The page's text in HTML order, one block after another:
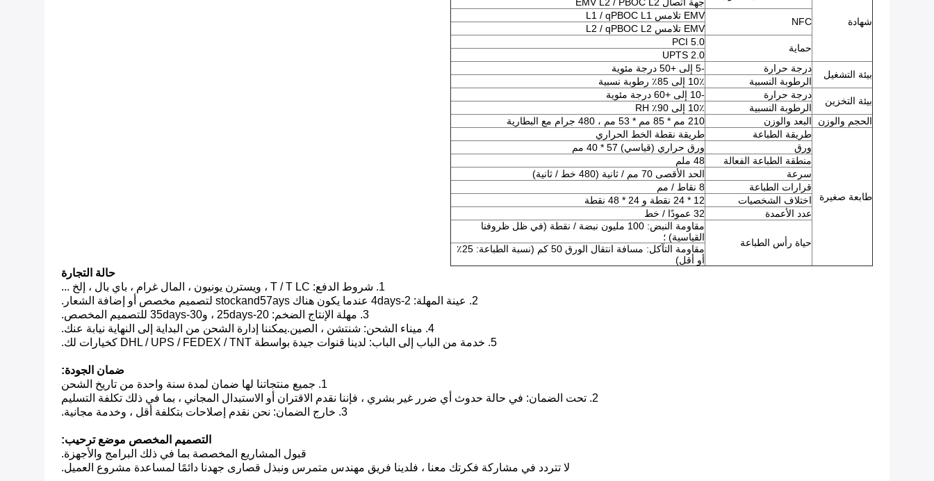
شهادة
NFC
EMV تلامس L1 / qPBOC L1
EMV تلامس L2 / qPBOC L2
حماية
PCI 5.0
UPTS 2.0
بيئة التشغيل
درجة حرارة
-5 إلى +50 درجة مئوية
الرطوبة النسبية
10٪ إلى 85٪ رطوبة نسبية
بيئة التخزين
درجة حرارة
-10 إلى +60 درجة مئوية
الرطوبة النسبية
10٪ إلى 90٪ RH
الحجم والوزن
البعد والوزن 210 مم * 85 مم * 53 مم ، 480 جرام مع البطارية
طابعة صغيرة
طريقة الطباعة
طريقة نقطة الخط الحراري
ورق
ورق حراري (قياسي) 57 * 40 مم
منطقة الطباعة الفعالة
48 ملم
سرعة
الحد الأقصى 70 مم / ثانية (480 خط / ثانية)
قرارات الطباعة
8 نقاط / مم
اختلاف الشخصيات
12 * 24 نقطة و 24 * 48 نقطة
عدد الأعمدة
32 عمودًا / خط
حياة رأس الطباعة
مقاومة النبض: 100 مليون نبضة / نقطة (في ظل ظروفنا
القياسية) ؛
مقاومة التآكل: مسافة انتقال الورق 50 كم (نسبة الطباعة: 25٪
أو أقل)
حالة التجارة
1. شروط الدفع: T / T LC ، ويسترن يونيون ، المال غرام ، باي بال ، إلخ ...
2. عينة المهلة: 2-4days عندما يكون هناك stockand57ays لتصميم مخصص أو إضافة الشعار.
3. مهلة الإنتاج الضخم: 20-25days ، و30-35days للتصميم المخصص.
4. ميناء الشحن: شنتشن ، الصين.يمكننا إدارة الشحن من البداية إلى النهاية نيابة عنك.
5. خدمة من الباب إلى الباب: لدينا قنوات جيدة بواسطة DHL / UPS / FEDEX / TNT كخيارات لك.
ضمان الجودة:
1. جميع منتجاتنا لها ضمان لمدة سنة واحدة من تاريخ الشحن
2. تحت الضمان: في حالة حدوث أي ضرر غير بشري ، فإننا نقدم الاقتران أو الاستبدال المجاني ، بما في ذلك تكلفة التسليم
3. خارج الضمان: نحن نقدم إصلاحات بتكلفة أقل ، وخدمة مجانية.
التصميم المخصص موضع ترحيب:
قبول المشاريع المخصصة بما في ذلك البرامج والأجهزة.
لا تتردد في مشاركة فكرتك معنا ، فلدينا فريق مهندس متمرس ونبذل قصارى جهدنا دائمًا لمساعدة مشروع العميل.